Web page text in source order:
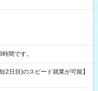
働8時間です。
2日目)のスピード就業が可能】